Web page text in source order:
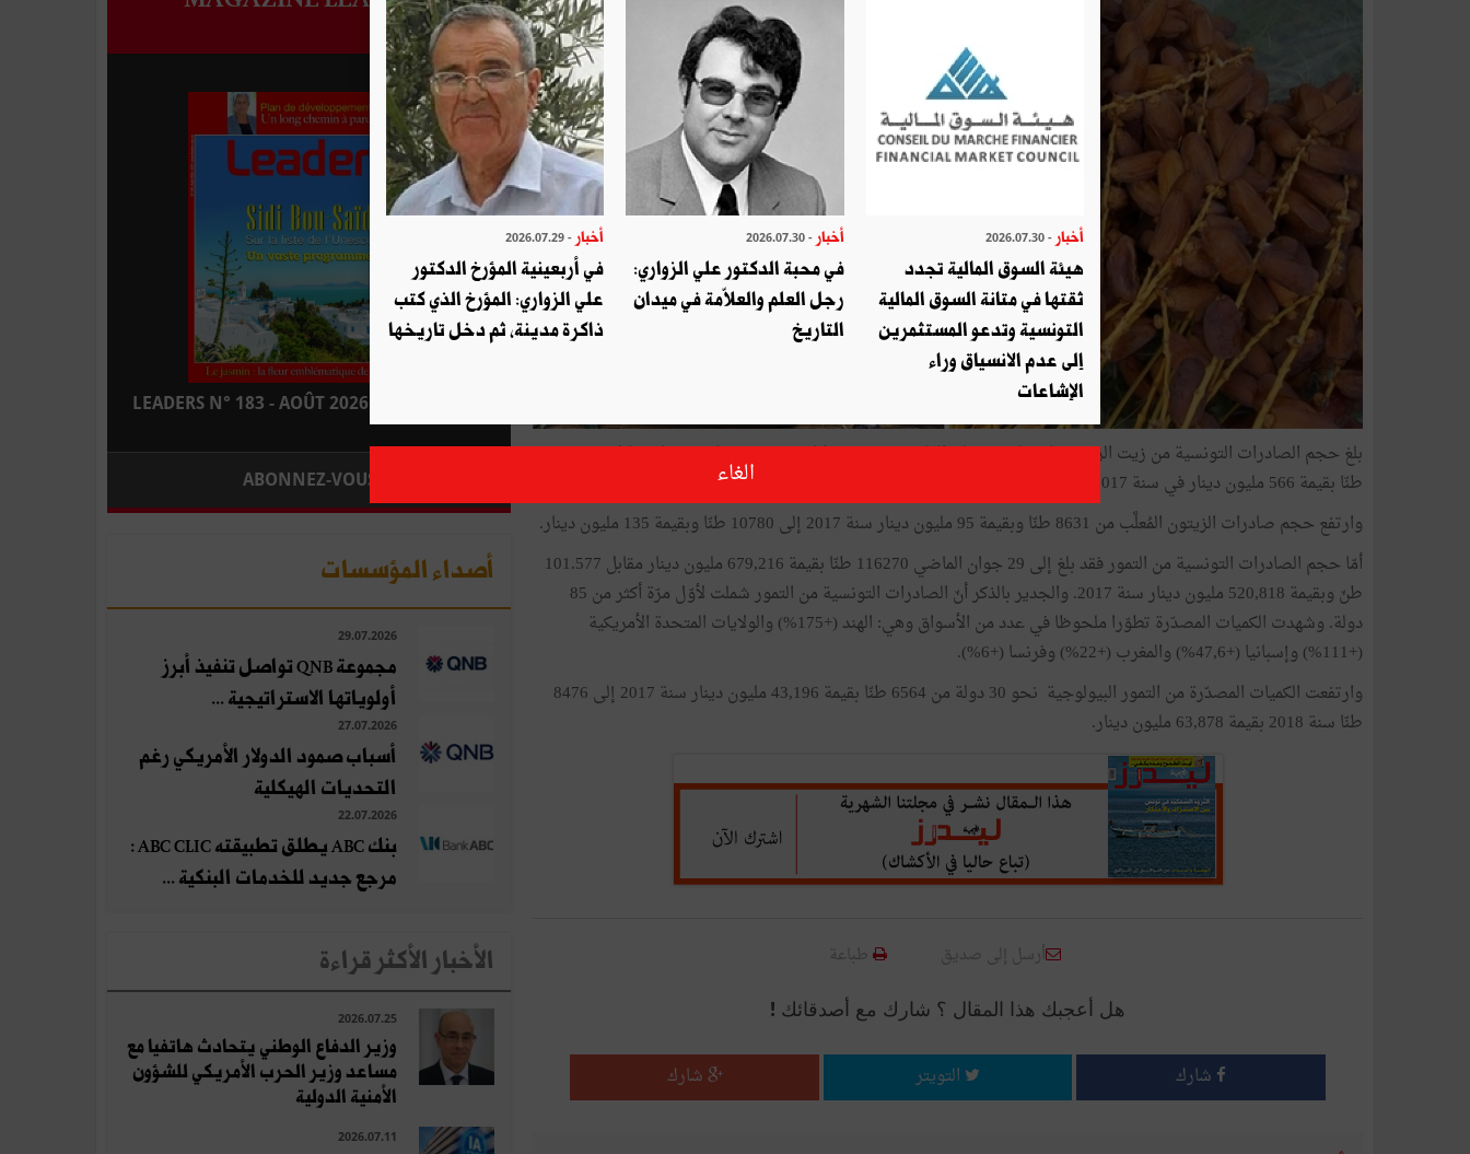
بلغ حجم الصادرات التونسية من زيت الزيتون إلى غاية 30 ماي الماضي 154151 طنّا بقيمة 1552 مليون دينار مقابل 60566
طنّا بقيمة 566 مليون دينار في سنة 2017 مع تطّور بـ 10 بالمائة في السعر في الطنّ الواحد.
وارتفع حجم صادرات الزيتون المُعلَّب من 8631 طنّا وبقيمة 95 مليون دينار سنة 2017 إلى 10780 طنّا وبقيمة 135 مليون دينار.
أمّا حجم الصادرات التونسية من التمور فقد بلغ إلى 29 جوان الماضي 116270 طنّا بقيمة 679,216 مليون دينار مقابل 101.577
طنّ وبقيمة 520,818 مليون دينار سنة 2017. والجدير بالذكر أنّ الصادرات التونسية من التمور شملت لأوّل مرّة أكثر من 85
دولة. وشهدت الكميات المصدّرة تطوّرا ملحوظا في عدد من الأسواق وهي: الهند (+175%) والولايات المتحدة الأمريكية
(+111%) وإسبانيا (+47,6%) والمغرب (+22%) وفرنسا (+6%).
وارتفعت الكميات المصدّرة من التمور البيولوجية نحو 30 دولة من 6564 طنّا بقيمة 43,196 مليون دينار سنة 2017 إلى 8476
طنّا سنة 2018 بقيمة 63,878 مليون دينار.
أرسل إلى صديق طباعة
هل أعجبك هذا المقال ؟ شارك مع أصدقائك !
شارك التويتر شارك
LEADERS N° 183 - AOÛT 2026 : EN KIOSQUE
ABONNEZ-VOUS
أصداء المؤسسات
29.07.2026
مجموعة QNB تواصل تنفيذ أبرز
أولوياتها الاستراتيجية ...
27.07.2026
أسباب صمود الدولار الأمريكي رغم
التحديات الهيكلية
22.07.2026
بنك ABC يطلق تطبيقته ABC CLIC :
مرجع جديد للخدمات البنكية ...
الأخبار الأكثر قراءة
2026.07.25
وزير الدفاع الوطني يتحادث هاتفيا مع
مساعد وزير الحرب الأمريكي للشؤون
الأمنية الدولية
2026.07.11
أخبار - 2026.07.30
هيئة السوق المالية تجدد
ثقتها في متانة السوق المالية
التونسية وتدعو المستثمرين
إلى عدم الانسياق وراء
الإشاعات
أخبار - 2026.07.30
في محبة الدكتور علي الزواري:
رجل العلم والعلاّمة في ميدان
التاريخ
أخبار - 2026.07.29
في أربعينية المؤرخ الدكتور
علي الزواري: المؤرخ الذي كتب
ذاكرة مدينة، ثم دخل تاريخها
الغاء